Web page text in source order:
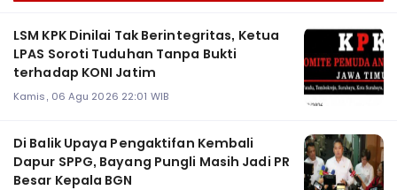
LSM KPK Dinilai Tak Berintegritas, Ketua
LPAS Soroti Tuduhan Tanpa Bukti
terhadap KONI Jatim
Kamis, 06 Agu 2026 22:01 WIB
Di Balik Upaya Pengaktifan Kembali
Dapur SPPG, Bayang Pungli Masih Jadi PR
Besar Kepala BGN